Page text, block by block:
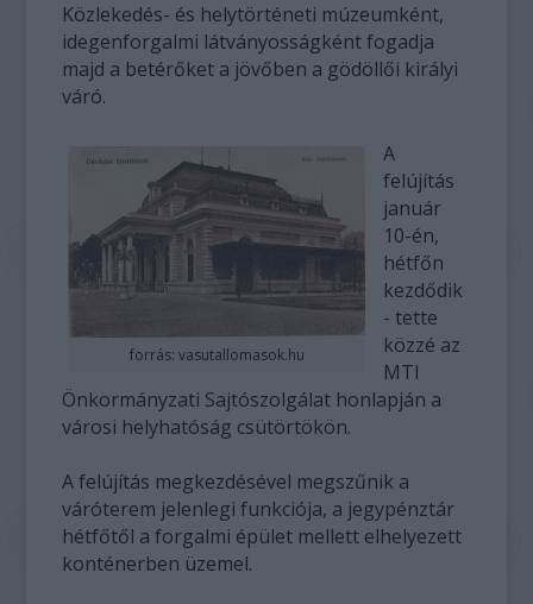
Közlekedés- és helytörténeti múzeumként,
idegenforgalmi látványosságként fogadja
majd a betérőket a jövőben a gödöllői királyi
váró.
forrás: vasutallomasok.hu
A
felújítás
január
10-én,
hétfőn
kezdődik
- tette
közzé az
MTI
Önkormányzati Sajtószolgálat honlapján a
városi helyhatóság csütörtökön.
A felújítás megkezdésével megszűnik a
váróterem jelenlegi funkciója, a jegypénztár
hétfőtől a forgalmi épület mellett elhelyezett
konténerben üzemel.